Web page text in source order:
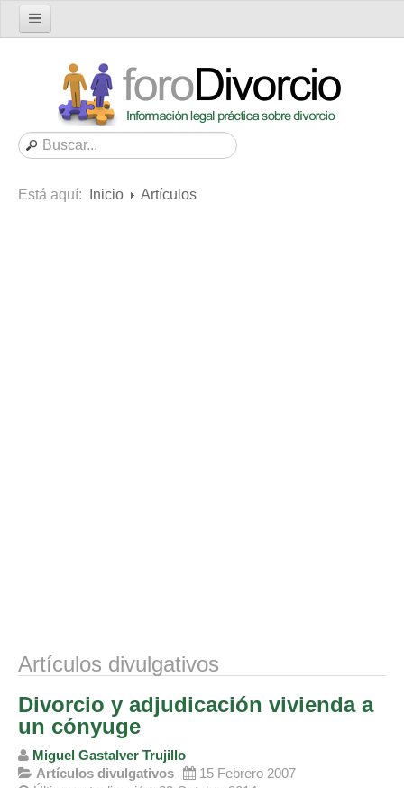
Foro
Nuevo tema
Buscar en el foro
Está aquí: Inicio Artículos
Artículos divulgativos
Divorcio y adjudicación vivienda a
un cónyuge
Miguel Gastalver Trujillo
Artículos divulgativos
15 Febrero 2007